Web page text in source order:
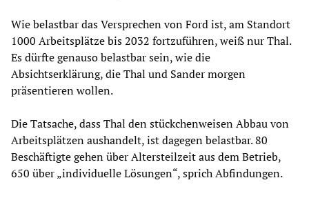
Wie belastbar das Versprechen von Ford ist, am Standort
1000 Arbeitsplätze bis 2032 fortzuführen, weiß nur Thal.
Es dürfte genauso belastbar sein, wie die
Absichtserklärung, die Thal und Sander morgen
präsentieren wollen.
Die Tatsache, dass Thal den stückchenweisen Abbau von
Arbeitsplätzen aushandelt, ist dagegen belastbar. 80
Beschäftigte gehen über Altersteilzeit aus dem Betrieb,
650 über „individuelle Lösungen“, sprich Abfindungen.